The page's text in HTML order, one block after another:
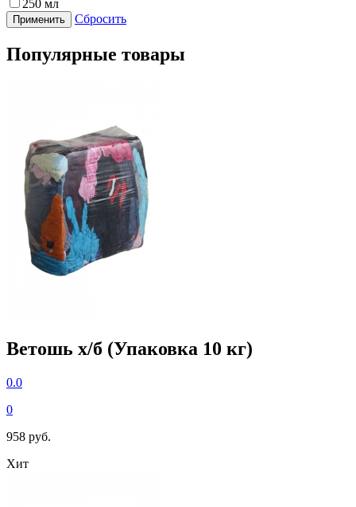
250 мл
Сбросить
Популярные товары
Ветошь х/б (Упаковка 10 кг)
0.0
0
958 руб.
Хит